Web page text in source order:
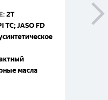
TC; JASO: FD;
масла